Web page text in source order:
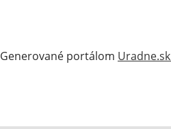
Generované portálom Uradne.sk